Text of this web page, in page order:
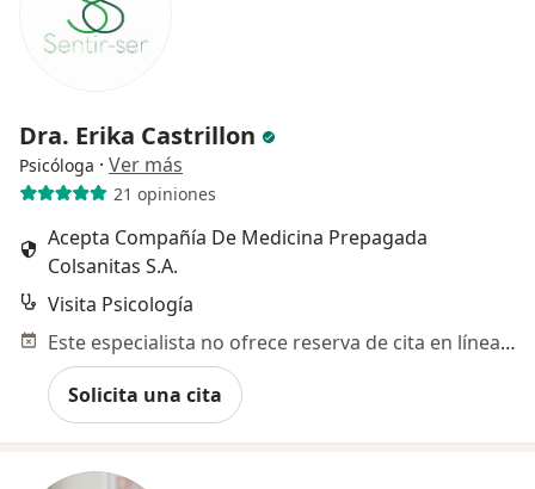
Dra. Erika Castrillon
Psicóloga · Ver más
21 opiniones
Acepta Compañía De Medicina Prepagada
Colsanitas S.A.
Visita Psicología
Este especialista no ofrece reserva de cita en línea en esta dirección.
Solicita una cita